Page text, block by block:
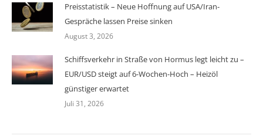
Preisstatistik – Neue Hoffnung auf USA/Iran-
Gespräche lassen Preise sinken
August 3, 2026
Schiffsverkehr in Straße von Hormus legt leicht zu –
EUR/USD steigt auf 6-Wochen-Hoch – Heizöl
günstiger erwartet
Juli 31, 2026